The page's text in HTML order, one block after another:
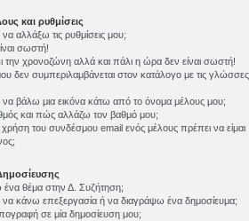
και ρυθμίσεις
αλλάξω τις ρυθμίσεις μου;
σωστή!
την χρονοζώνη αλλά και πάλι η ώρα δεν είναι σωστή!
δεν συμπεριλαμβάνεται στον κατάλογο με τις
βάλω μια εικόνα κάτω από το όνομα μέλους μου;
και πώς αλλάζω τον βαθμό μου;
του συνδέσμου email ενός μέλους πρέπει να είμαι
θέμα στην Δ. Συζήτηση;
κάνω επεξεργασία ή να διαγράψω ένα δημοσίευμα;
σε μία δημοσίευση μου;